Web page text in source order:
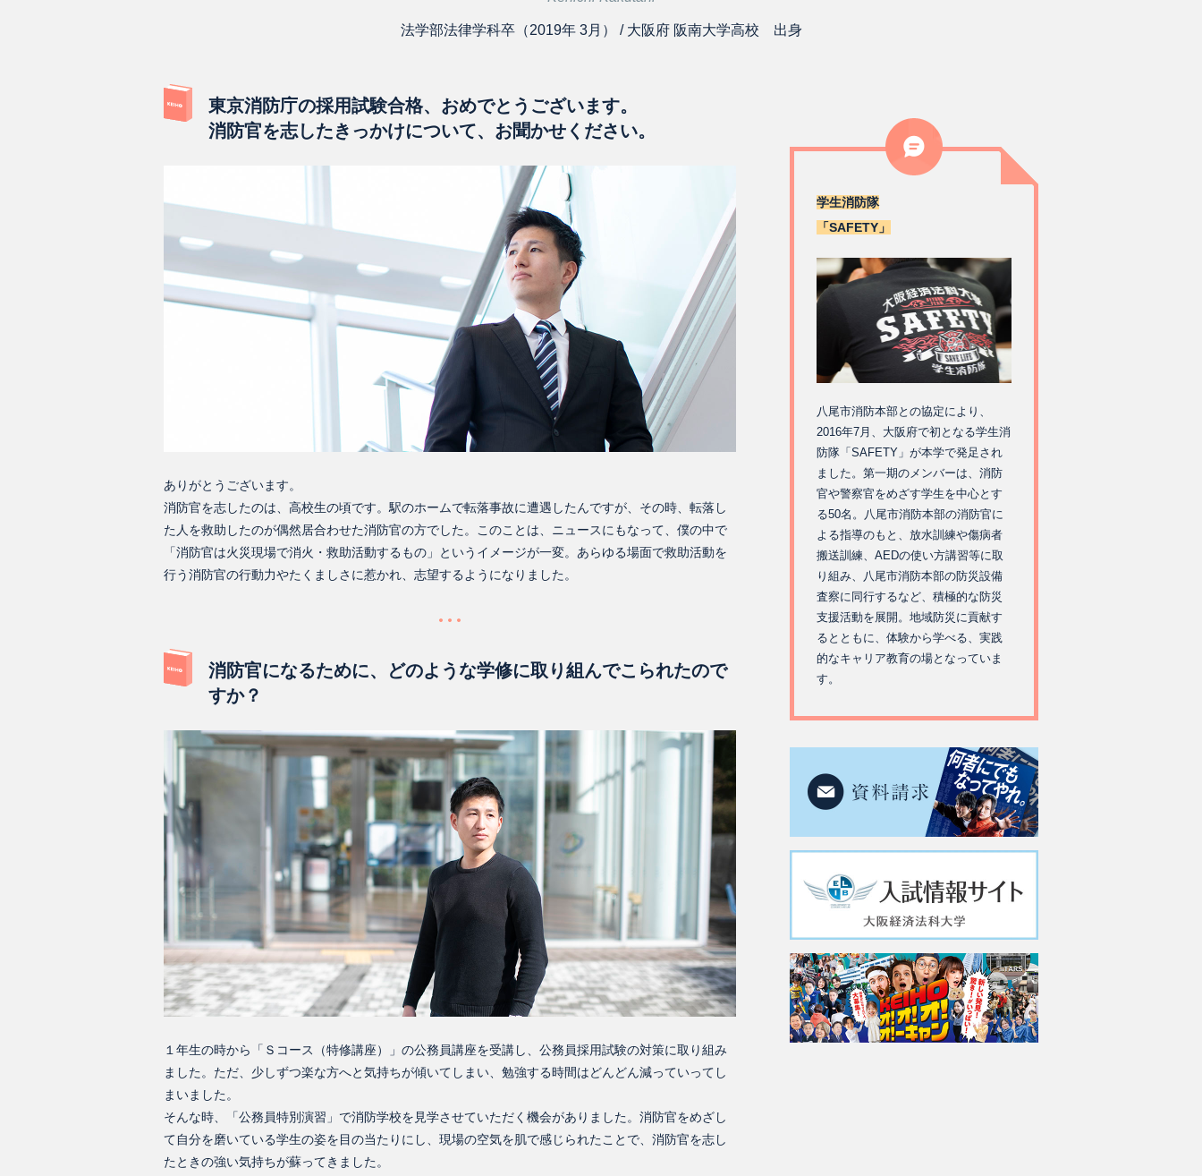
法学部法律学科卒（2019年 3月） / 大阪府 阪南大学高校 出身
東京消防庁の採用試験合格、おめでとうございます。
消防官を志したきっかけについて、お聞かせください。
ありがとうございます。
消防官を志したのは、高校生の頃です。駅のホームで転落事故に遭遇したんですが、その時、転落し
た人を救助したのが偶然居合わせた消防官の方でした。このことは、ニュースにもなって、僕の中で
「消防官は火災現場で消火・救助活動するもの」というイメージが一変。あらゆる場面で救助活動を
行う消防官の行動力やたくましさに惹かれ、志望するようになりました。
消防官になるために、どのような学修に取り組んでこられたので
すか？
１年生の時から「Ｓコース（特修講座）」の公務員講座を受講し、公務員採用試験の対策に取り組み
ました。ただ、少しずつ楽な方へと気持ちが傾いてしまい、勉強する時間はどんどん減っていってし
まいました。
そんな時、「公務員特別演習」で消防学校を見学させていただく機会がありました。消防官をめざし
て自分を磨いている学生の姿を目の当たりにし、現場の空気を肌で感じられたことで、消防官を志し
たときの強い気持ちが蘇ってきました。
学生消防隊
「SAFETY」
八尾市消防本部との協定により、
2016年7月、大阪府で初となる学生消
防隊「SAFETY」が本学で発足され
ました。第一期のメンバーは、消防
官や警察官をめざす学生を中心とす
る50名。八尾市消防本部の消防官に
よる指導のもと、放水訓練や傷病者
搬送訓練、AEDの使い方講習等に取
り組み、八尾市消防本部の防災設備
査察に同行するなど、積極的な防災
支援活動を展開。地域防災に貢献す
るとともに、体験から学べる、実践
的なキャリア教育の場となっていま
す。